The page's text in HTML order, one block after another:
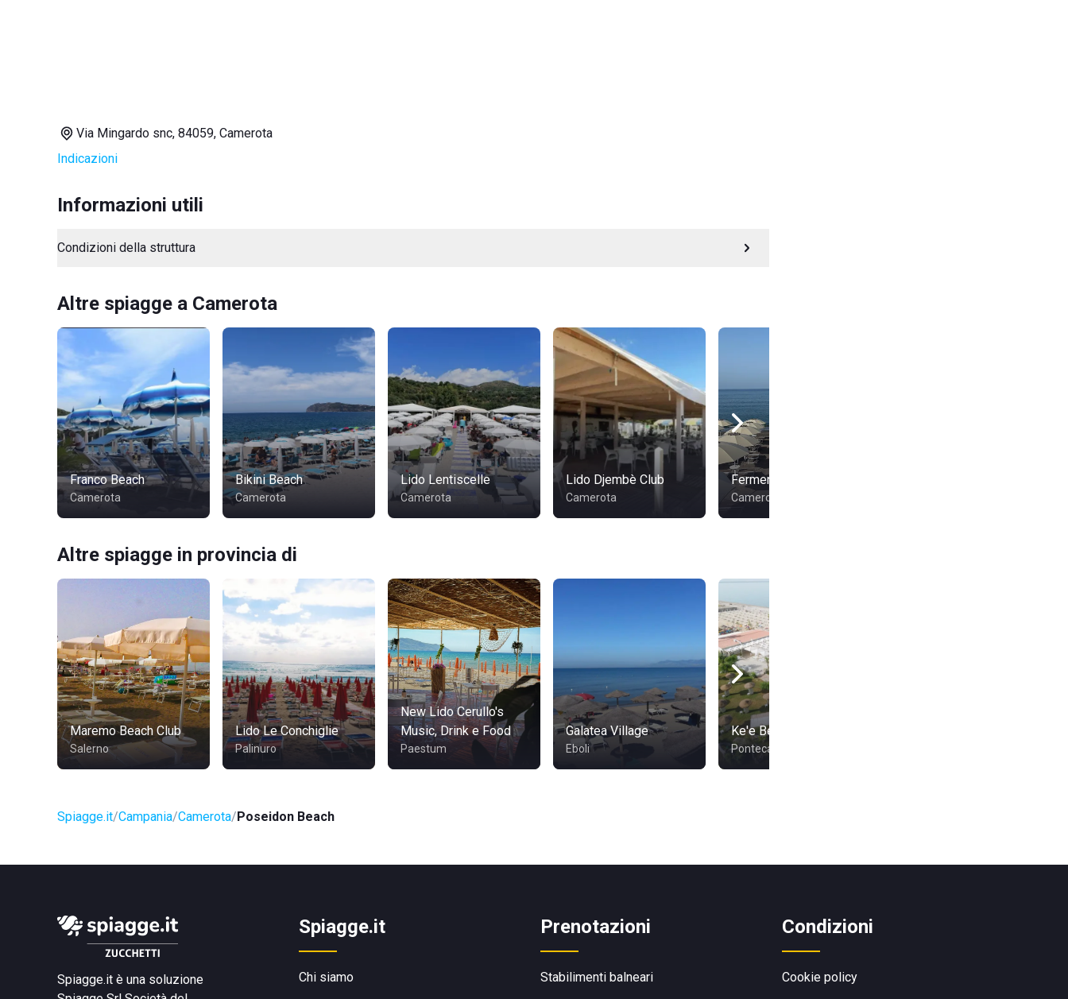
Via Mingardo snc, 84059, Camerota
Indicazioni
Informazioni utili
Condizioni della struttura
Altre spiagge a Camerota
Franco Beach
Camerota
Bikini Beach
Camerota
Lido Lentiscelle
Camerota
Lido Djembè Club
Camerota
Fermento Beach 2.0
Camerota
Altre spiagge in provincia di
Maremo Beach Club
Salerno
Lido Le Conchiglie
Palinuro
New Lido Cerullo's
Music, Drink e Food
Paestum
Galatea Village
Eboli
Ke'e Beach
Pontecagnano Faiano
Spiagge.it Campania Camerota Poseidon Beach
Spiagge.it è una soluzione
Spiagge.it
Chi siamo
Prenotazioni
Stabilimenti balneari
Condizioni
Cookie policy